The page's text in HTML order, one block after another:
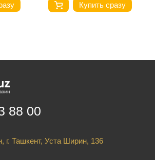
Купить сразу
88 00
г. Ташкент, Уста Ширин, 136